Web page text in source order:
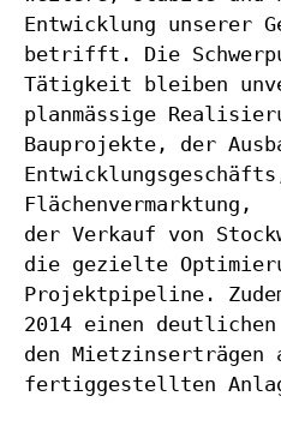
Entwicklung unserer
betrifft. Die
Tätigkeit bleiben
planmässige
Bauprojekte, der
Flächenvermarktung,
der Verkauf von
die gezielte
Projektpipeline.
2014 einen
den Mietzinserträgen
fertiggestellten